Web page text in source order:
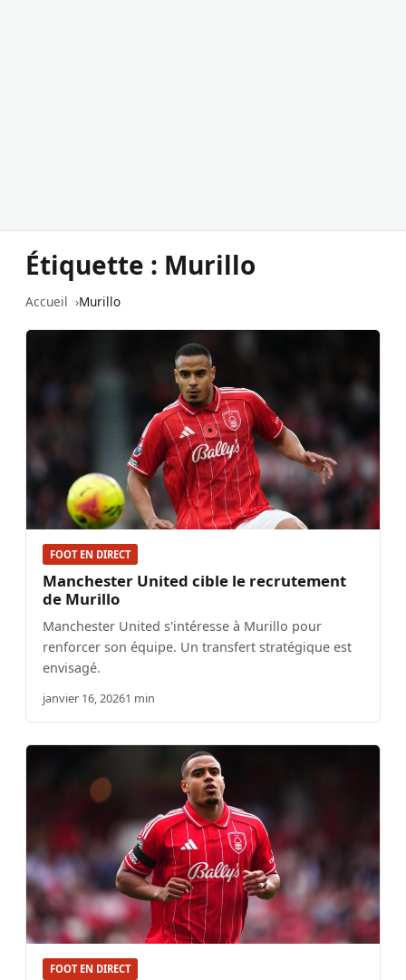
Étiquette : Murillo
Accueil Murillo
FOOT EN DIRECT
Manchester United cible le recrutement
de Murillo
Manchester United s'intéresse à Murillo pour
renforcer son équipe. Un transfert stratégique est
envisagé.
janvier 16, 20261 min
FOOT EN DIRECT